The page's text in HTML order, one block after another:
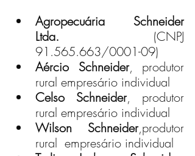
Agropecuária Schneider
Ltda. (CNPJ
91.565.663/0001-09)
Aércio Schneider, produtor
rural empresário individual
Celso Schneider, produtor
rural empresário individual
Wilson Schneider,produtor
rural  empresário individual